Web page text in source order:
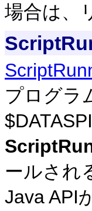
場合は、
プログラ
ールされ
Java API